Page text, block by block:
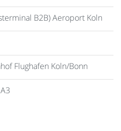
B2B) Aeroport Koln
Flughafen Koln/Bonn